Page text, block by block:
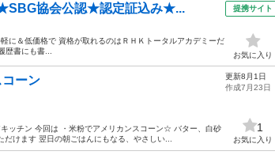
協会公認★認定証込み★...
に＆低価格で 資格が取れるのはＲＨＫトータルアカデミーだ
書にも書...
提携サイト
お気に入り
ーン
ッチン 今回は ・米粉でアメリカンスコーン☆ バター、白砂
けます 翌日の朝ごはんにもなる、やさしい...
更新8月1日
作成7月23日
1
お気に入り